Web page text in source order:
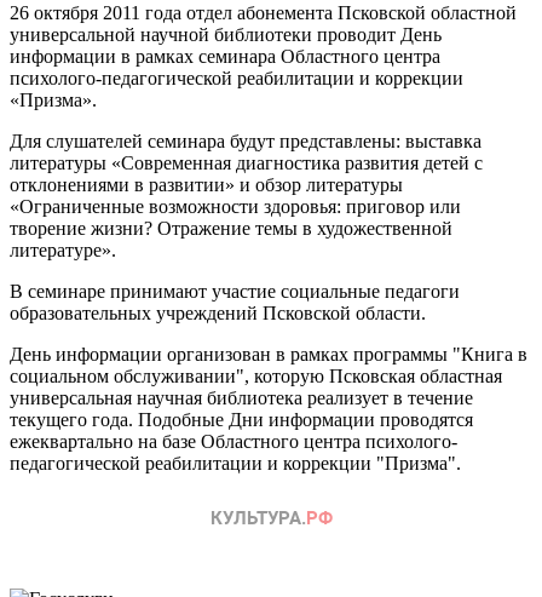
26 октября 2011 года отдел абонемента Псковской областной
универсальной научной библиотеки проводит День
информации в рамках семинара Областного центра
психолого-педагогической реабилитации и коррекции
«Призма».
Для слушателей семинара будут представлены: выставка
литературы «Современная диагностика развития детей с
отклонениями в развитии» и обзор литературы
«Ограниченные возможности здоровья: приговор или
творение жизни? Отражение темы в художественной
литературе».
В семинаре принимают участие социальные педагоги
образовательных учреждений Псковской области.
День информации организован в рамках программы "Книга в
социальном обслуживании", которую Псковская областная
универсальная научная библиотека реализует в течение
текущего года. Подобные Дни информации проводятся
ежеквартально на базе Областного центра психолого-
педагогической реабилитации и коррекции "Призма".